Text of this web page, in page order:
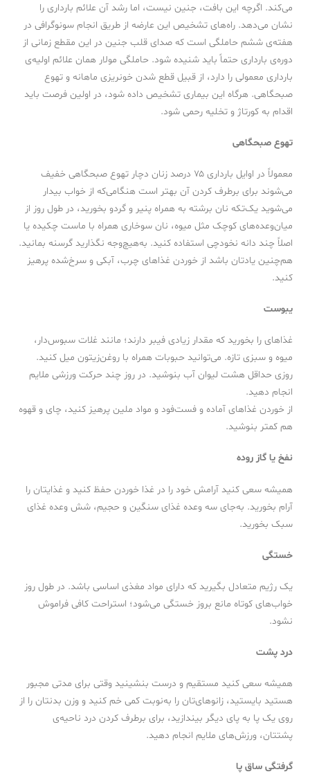
می‌کند. اگرچه این بافت، جنین نیست، اما رشد آن علائم بارداری را
نشان می‌دهد. راه‌های تشخیص این عارضه از طریق انجام سونوگرافی در
هفته‌ی ششم حاملگی است که صدای قلب جنین در این مقطع زمانی از
دوره‌ی بارداری حتماً باید شنیده شود. حاملگی مولار همان علائم اولیه‌ی
بارداری معمولی را دارد، از قبیل قطع شدن خونریزی ماهانه و تهوع
صبحگاهی. هرگاه این بیماری تشخیص داده شود، در اولین فرصت باید
اقدام به کورتاژ و تخلیه رحمی شود.
تهوع صبحگاهی
معمولاً در اوایل بارداری ۷۵ درصد زنان دچار تهوع صبحگاهی خفیف
می‌شوند برای برطرف کردن آن بهتر است هنگامی‌که از خواب بیدار
می‌شوید یک‌تکه نان برشته به همراه پنیر و گردو بخورید، در طول روز از
میان‌وعده‌های کوچک مثل میوه، نان سوخاری همراه با ماست چکیده یا
اصلاً چند دانه نخودچی استفاده کنید. به‌هیچ‌وجه نگذارید گرسنه بمانید.
هم‌چنین یادتان باشد از خوردن غذاهای چرب، آبکی و سرخ‌شده پرهیز
کنید.
یبوست
غذاهای را بخورید که مقدار زیادی فیبر دارند؛ مانند غلات سبوس‌دار،
میوه و سبزی تازه. می‌توانید حبوبات همراه با روغن‌زیتون میل کنید.
روزی حداقل هشت لیوان آب بنوشید. در روز چند حرکت ورزشی ملایم
انجام دهید.
از خوردن غذاهای آماده و فست‌فود و مواد ملین پرهیز کنید، چای و قهوه
هم کمتر بنوشید.
نفخ یا گاز روده
همیشه سعی کنید آرامش خود را در غذا خوردن حفظ کنید و غذایتان را
آرام بخورید. به‌جای سه وعده غذای سنگین و حجیم، شش وعده غذای
سبک بخورید.
خستگی
یک رژیم متعادل بگیرید که دارای مواد مغذی اساسی باشد. در طول روز
خواب‌های کوتاه مانع بروز خستگی می‌شود؛ استراحت کافی فراموش
نشود.
درد پشت
همیشه سعی کنید مستقیم و درست بنشینید وقتی برای مدتی مجبور
هستید بایستید، زانوهای‌تان را به‌نوبت کمی خم کنید و وزن بدنتان را از
روی یک پا به پای دیگر بیندازید، برای برطرف کردن درد ناحیه‌ی
پشتتان، ورزش‌های ملایم انجام دهید.
گرفتگی ساق پا